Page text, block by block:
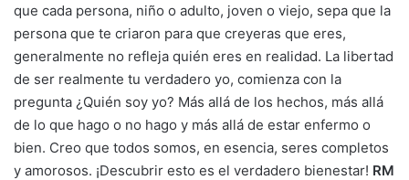
que cada persona, niño o adulto, joven o viejo, sepa que la
persona que te criaron para que creyeras que eres,
generalmente no refleja quién eres en realidad. La libertad
de ser realmente tu verdadero yo, comienza con la
pregunta ¿Quién soy yo? Más allá de los hechos, más allá
de lo que hago o no hago y más allá de estar enfermo o
bien. Creo que todos somos, en esencia, seres completos
y amorosos. ¡Descubrir esto es el verdadero bienestar! RM